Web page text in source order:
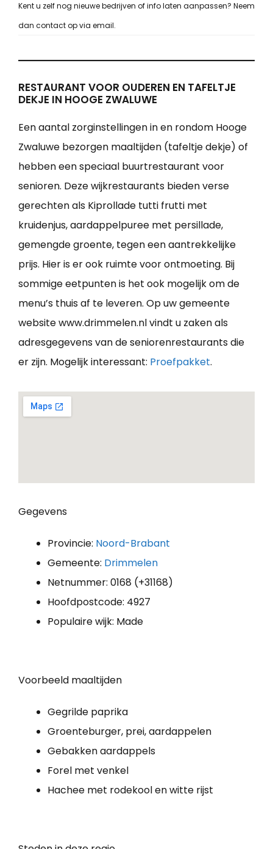
Kent u zelf nog nieuwe bedrijven of info laten aanpassen? Neem
dan contact op via email.
RESTAURANT VOOR OUDEREN EN TAFELTJE
DEKJE IN HOOGE ZWALUWE
Een aantal zorginstellingen in en rondom Hooge
Zwaluwe bezorgen maaltijden (tafeltje dekje) of
hebben een speciaal buurtrestaurant voor
senioren. Deze wijkrestaurants bieden verse
gerechten als Kiprollade tutti frutti met
kruidenjus, aardappelpuree met persillade,
gemengde groente, tegen een aantrekkelijke
prijs. Hier is er ook ruimte voor ontmoeting. Bij
sommige eetpunten is het ook mogelijk om de
menu’s thuis af te leveren. Op uw gemeente
website www.drimmelen.nl vindt u zaken als
adresgegevens van de seniorenrestaurants die
er zijn. Mogelijk interessant: Proefpakket.
Gegevens
Provincie: Noord-Brabant
Gemeente: Drimmelen
Netnummer: 0168 (+31168)
Hoofdpostcode: 4927
Populaire wijk: Made
Voorbeeld maaltijden
Gegrilde paprika
Groenteburger, prei, aardappelen
Gebakken aardappels
Forel met venkel
Hachee met rodekool en witte rijst